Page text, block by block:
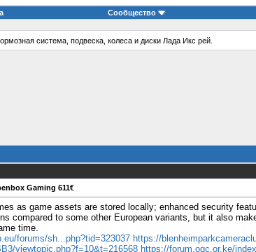
Сообщество
система, подвеска, колеса и диски Лада Икс рей.
Gaming 611€
as game assets are stored locally; enhanced security
compared to some other European variants, but it also
time.
forums/sh...php?tid=323037 https://
viewtopic.php?f=10&t=216568 https://forum.ogc.or.ke/